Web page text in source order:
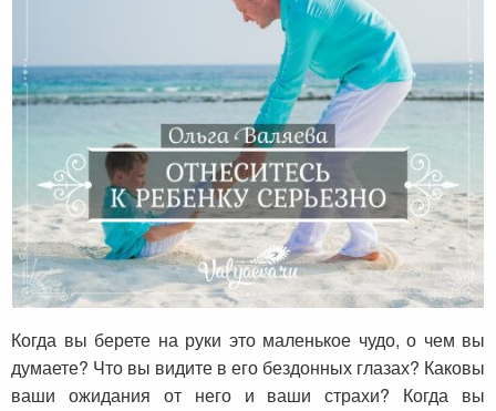
Отнеситесь к ребенку серьезно
Когда вы берете на руки это маленькое чудо, о чем вы
думаете? Что вы видите в его бездонных глазах? Каковы
ваши ожидания от него и ваши страхи? Когда вы